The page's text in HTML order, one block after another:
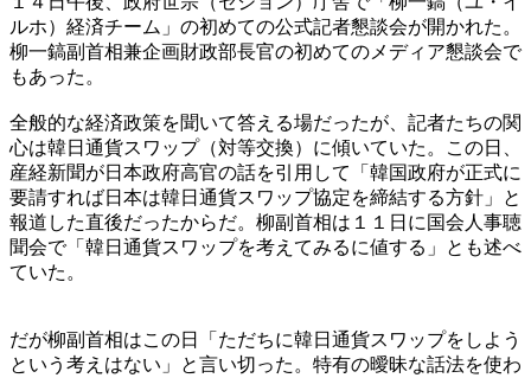
ルホ）経済チーム」の初めての公式記者懇談会が開かれた。
柳一鎬副首相兼企画財政部長官の初めてのメディア懇談会で
もあった。
全般的な経済政策を聞いて答える場だったが、記者たちの関
心は韓日通貨スワップ（対等交換）に傾いていた。この日、
産経新聞が日本政府高官の話を引用して「韓国政府が正式に
要請すれば日本は韓日通貨スワップ協定を締結する方針」と
報道した直後だったからだ。柳副首相は１１日に国会人事聴
聞会で「韓日通貨スワップを考えてみるに値する」とも述べ
ていた。
だが柳副首相はこの日「ただちに韓日通貨スワップをしよう
という考えはない」と言い切った。特有の曖昧な話法を使わ